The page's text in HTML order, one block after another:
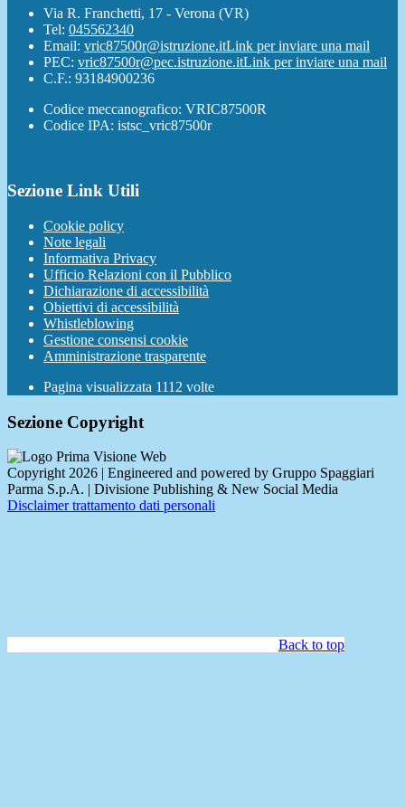
Via R. Franchetti, 17 - Verona (VR)
Tel: 045562340
Email: vric87500r@istruzione.itLink per inviare una mail
PEC: vric87500r@pec.istruzione.itLink per inviare una mail
C.F.: 93184900236
Codice meccanografico: VRIC87500R
Codice IPA: istsc_vric87500r
Sezione Link Utili
Cookie policy
Note legali
Informativa Privacy
Ufficio Relazioni con il Pubblico
Dichiarazione di accessibilità
Obiettivi di accessibilità
Whistleblowing
Gestione consensi cookie
Amministrazione trasparente
Pagina visualizzata 1112 volte
Sezione Copyright
Copyright 2026 | Engineered and powered by Gruppo Spaggiari
Parma S.p.A. | Divisione Publishing & New Social Media
Disclaimer trattamento dati personali
Back to top